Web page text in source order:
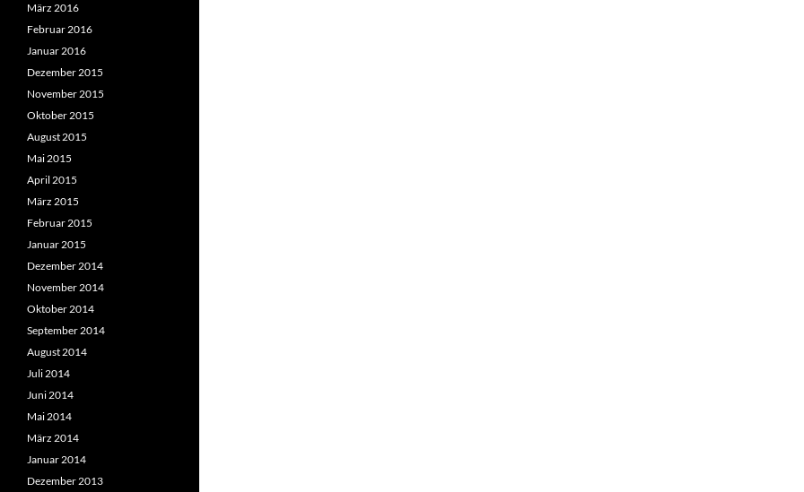
März 2016
Februar 2016
Januar 2016
Dezember 2015
November 2015
Oktober 2015
August 2015
Mai 2015
April 2015
März 2015
Februar 2015
Januar 2015
Dezember 2014
November 2014
Oktober 2014
September 2014
August 2014
Juli 2014
Juni 2014
Mai 2014
März 2014
Januar 2014
Dezember 2013